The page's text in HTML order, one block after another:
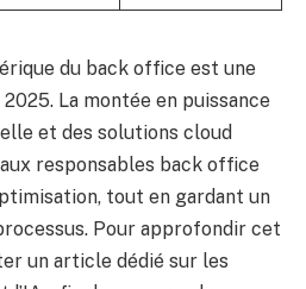
du back office est une
La montée en puissance
et des solutions cloud
responsables back office
tout en gardant un
Pour approfondir cet
un article dédié sur les